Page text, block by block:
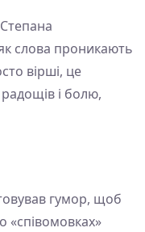
слова проникають
вірші, це
і болю,
гумор, щоб
«співомовках»